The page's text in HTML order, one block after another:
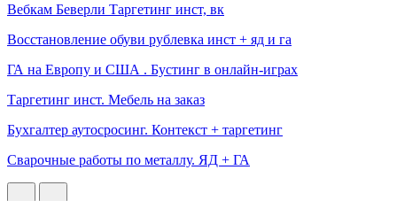
Вебкам Беверли Таргетинг инст, вк
Восстановление обуви рублевка инст + яд и га
ГА на Европу и США . Бустинг в онлайн-играх
Таргетинг инст. Мебель на заказ
Бухгалтер аутосросинг. Контекст + таргетинг
Сварочные работы по металлу. ЯД + ГА